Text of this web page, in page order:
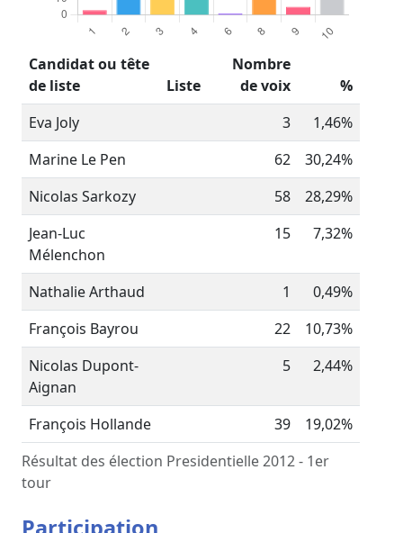
Résultat des élection Presidentielle 2012 - 1er
tour
Candidat ou tête
de liste
Liste
Nombre
de voix
%
Eva Joly
3
1,46%
Marine Le Pen
62
30,24%
Nicolas Sarkozy
58
28,29%
Jean-Luc
Mélenchon
15 7,32%
Nathalie Arthaud 1
0,49%
François Bayrou
22
10,73%
Nicolas Dupont-
Aignan
5 2,44%
François Hollande 39 19,02%